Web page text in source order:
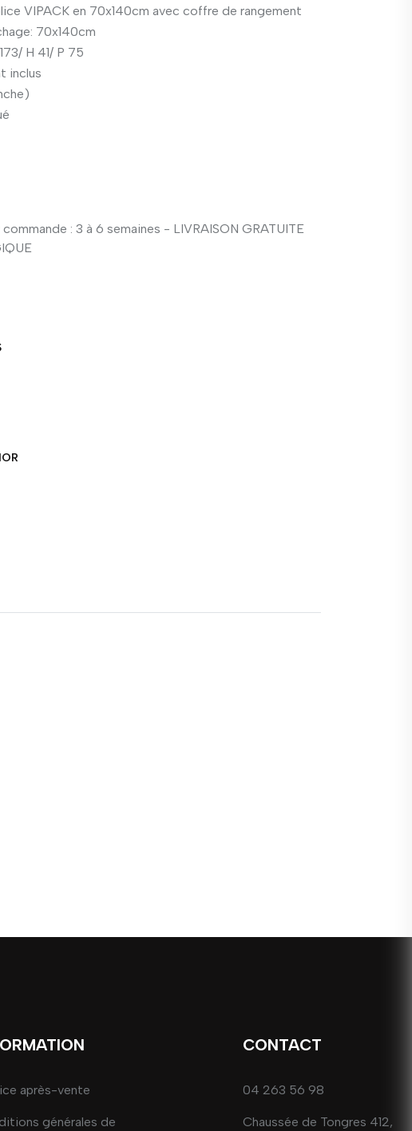
VIPACK en 70x140cm avec coffre de rangement
70x140cm
H 41/ P 75
inclus
commande : 3 à 6 semaines - LIVRAISON GRATUITE
après-vente
générales de
CONTACT
04 263 56 98
Chaussée de Tongres 412,